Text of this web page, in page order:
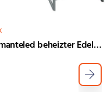
Doppelmanteled beheizter Edelstahl -Mischtank mit Agitator